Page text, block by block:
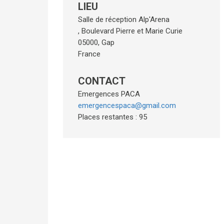
LIEU
Salle de réception Alp'Arena
, Boulevard Pierre et Marie Curie
05000, Gap
France
CONTACT
Emergences PACA
emergencespaca@gmail.com
Places restantes : 95